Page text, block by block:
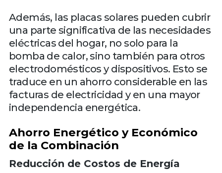
Además, las placas solares pueden cubrir
una parte significativa de las necesidades
eléctricas del hogar, no solo para la
bomba de calor, sino también para otros
electrodomésticos y dispositivos. Esto se
traduce en un ahorro considerable en las
facturas de electricidad y en una mayor
independencia energética.
Ahorro Energético y Económico
de la Combinación
Reducción de Costos de Energía